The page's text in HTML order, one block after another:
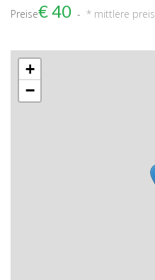
Preise€ 40 * mittlere preis
+
−